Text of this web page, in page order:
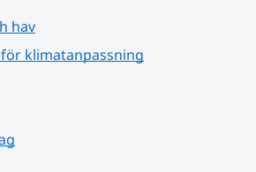
hav
klimatanpassning